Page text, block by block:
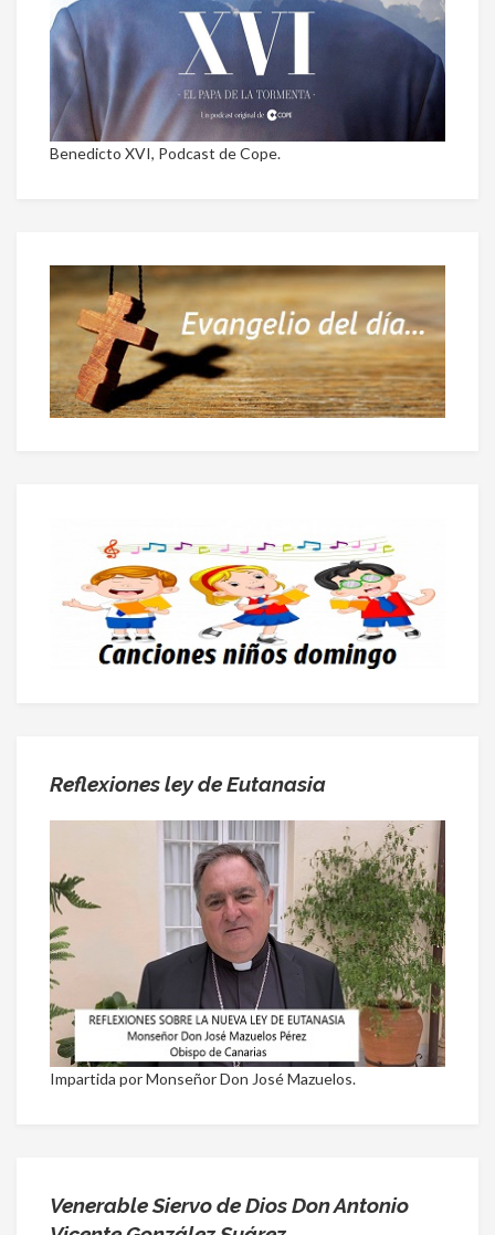
Benedicto XVI, Podcast de Cope.
Reflexiones ley de Eutanasia
Impartida por Monseñor Don José Mazuelos.
Venerable Siervo de Dios Don Antonio